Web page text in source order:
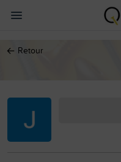
← Retour